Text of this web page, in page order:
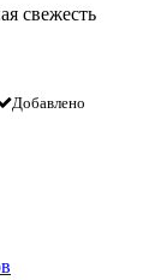
свежесть
Добавлено